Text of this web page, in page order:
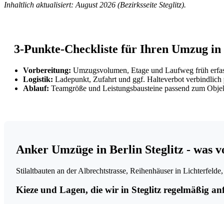
Inhaltlich aktualisiert: August 2026 (Bezirksseite Steglitz).
3-Punkte-Checkliste für Ihren Umzug in
Vorbereitung: Umzugsvolumen, Etage und Laufweg früh
Logistik: Ladepunkt, Zufahrt und ggf. Halteverbot verbindlich
Ablauf: Teamgröße und Leistungsbausteine passend zum
Anker Umzüge in Berlin Steglitz - was
Stilaltbauten an der Albrechtstrasse, Reihenhäuser in
Kieze und Lagen, die wir in Steglitz regelmäßig